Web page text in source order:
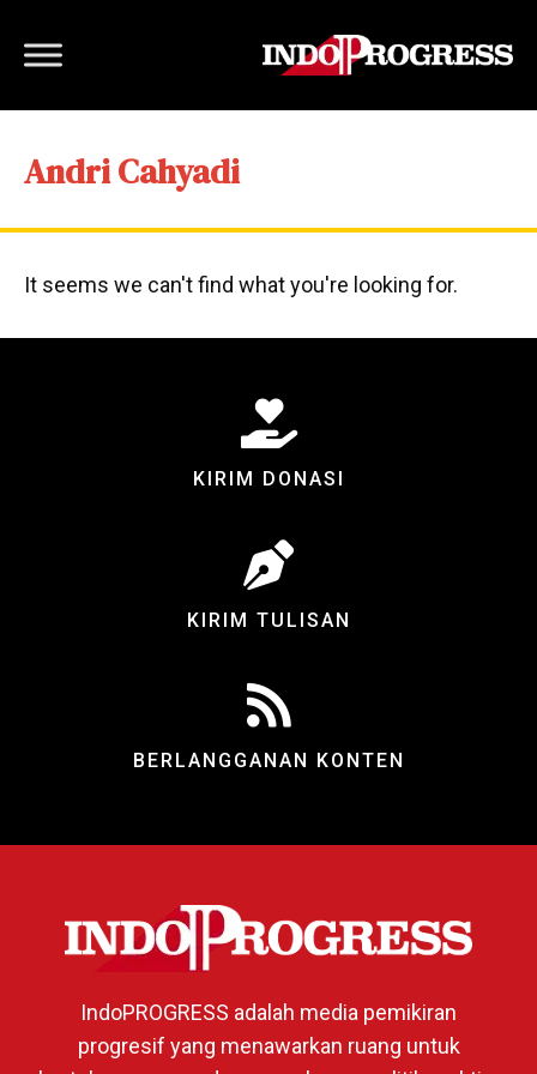
Andri Cahyadi
It seems we can't find what you're looking for.
KIRIM DONASI
KIRIM TULISAN
BERLANGGANAN KONTEN
IndoPROGRESS adalah media pemikiran
progresif yang menawarkan ruang untuk